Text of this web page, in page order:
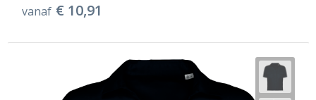
vanaf € 10,91